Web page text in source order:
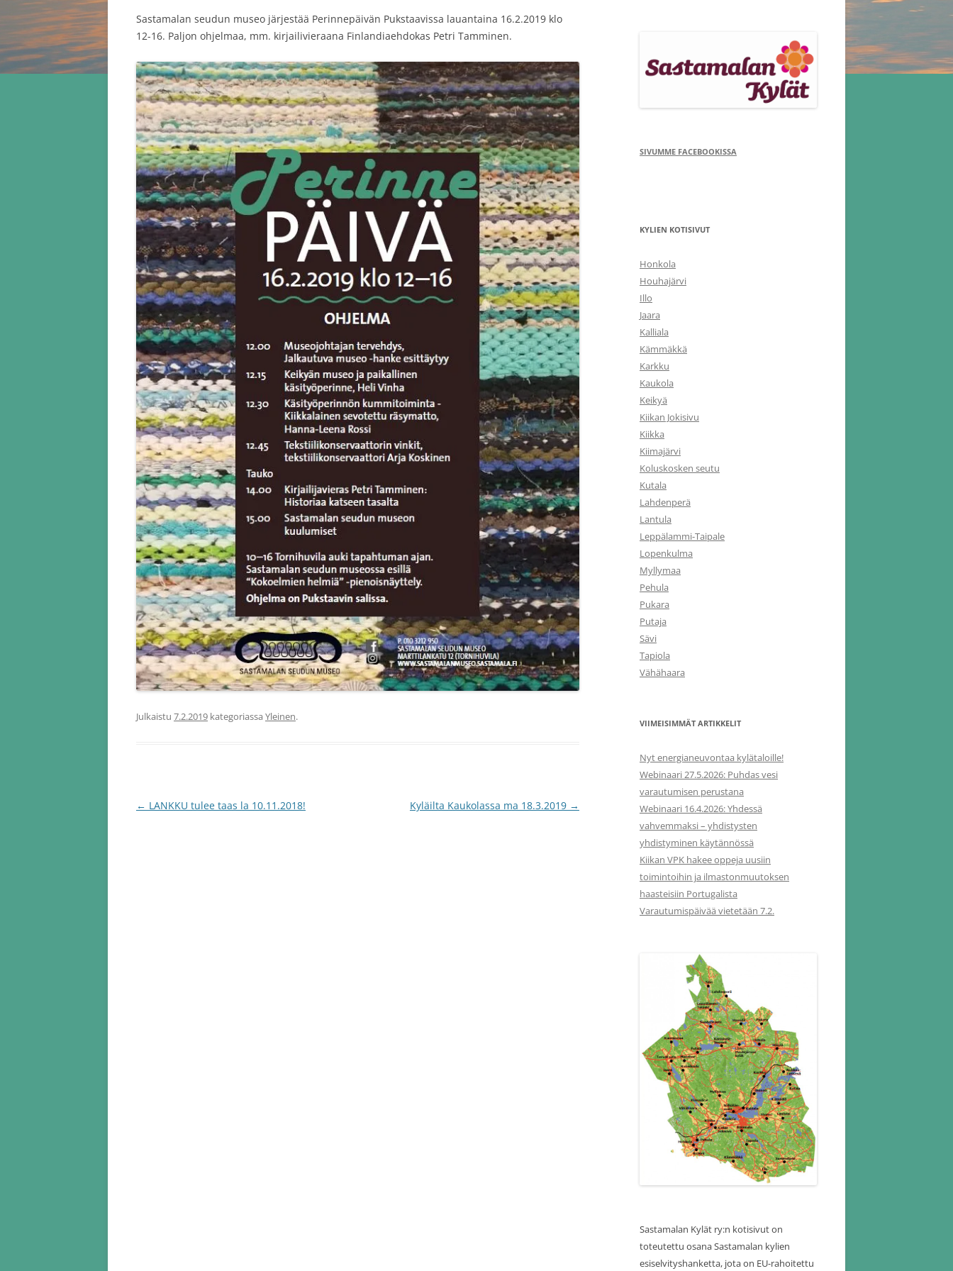
Sastamalan seudun museo järjestää Perinnepäivän Pukstaavissa lauantaina 16.2.2019 klo
12-16. Paljon ohjelmaa, mm. kirjailivieraana Finlandiaehdokas Petri Tamminen.
Julkaistu 7.2.2019 kategoriassa Yleinen.
Artikkelien
← LANKKU tulee taas la 10.11.2018! Kyläilta Kaukolassa ma 18.3.2019 →
SIVUMME FACEBOOKISSA
KYLIEN KOTISIVUT
Honkola
Houhajärvi
Illo
Jaara
Kalliala
Kämmäkkä
Karkku
Kaukola
Keikyä
Kiikan Jokisivu
Kiikka
Kiimajärvi
Koluskosken seutu
Kutala
Lahdenperä
Lantula
Leppälammi-Taipale
Lopenkulma
Myllymaa
Pehula
Pukara
Putaja
Sävi
Tapiola
Vähähaara
VIIMEISIMMÄT ARTIKKELIT
Nyt energianeuvontaa kylätaloille!
Webinaari 27.5.2026: Puhdas vesi
varautumisen perustana
Webinaari 16.4.2026: Yhdessä
vahvemmaksi – yhdistysten
yhdistyminen käytännössä
Kiikan VPK hakee oppeja uusiin
toimintoihin ja ilmastonmuutoksen
haasteisiin Portugalista
Varautumispäivää vietetään 7.2.
Sastamalan Kylät ry:n kotisivut on
toteutettu osana Sastamalan kylien
esiselvityshanketta, jota on EU-rahoitettu